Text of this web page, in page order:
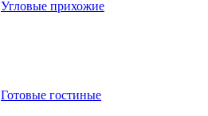
Угловые прихожие
Готовые гостиные